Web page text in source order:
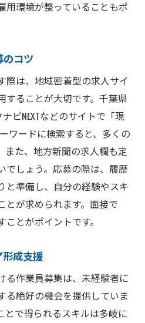
用環境が整っていることもポ
コツ
際は、地域密着型の求人サイ
することが大切です。千葉県
ビNEXTなどのサイトで「現
ワードに検索すると、多くの
また、地方新聞の求人欄も定
でしょう。応募の際は、履歴
と準備し、自分の経験やスキ
とが求められます。面接で
とがポイントです。
成支援
る作業員募集は、未経験者に
る絶好の機会を提供していま
とで得られるスキルは多岐に